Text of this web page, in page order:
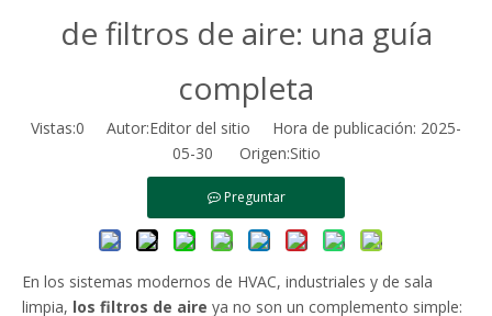
de filtros de aire: una guía
completa
Vistas:0 Autor:Editor del sitio Hora de publicación: 2025-
05-30 Origen:Sitio
Preguntar
En los sistemas modernos de HVAC, industriales y de sala
limpia, los filtros de aire ya no son un complemento simple: